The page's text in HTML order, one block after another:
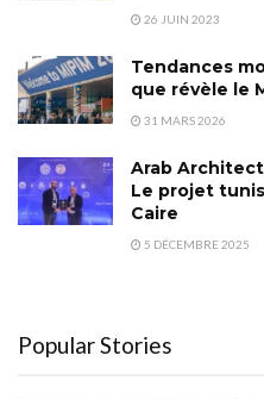
26 JUIN 2023
Tendances
que révèle le
31 MARS 2026
Arab
Le projet
Caire
5 DÉCEMBRE 2025
Popular Stories